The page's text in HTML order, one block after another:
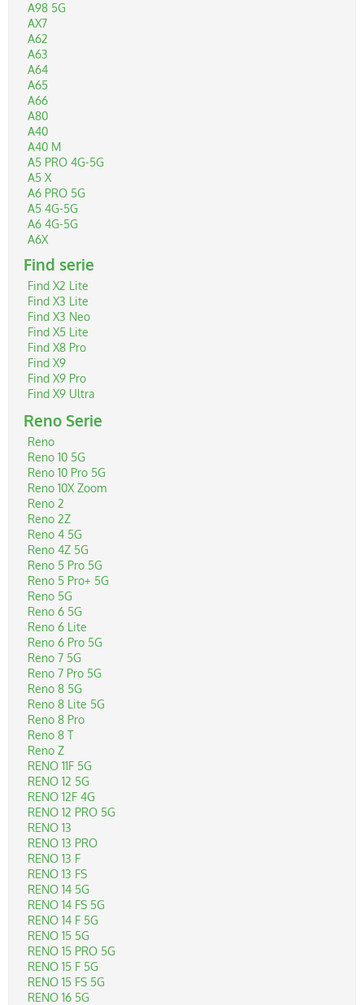
A98 5G
AX7
A62
A63
A64
A65
A66
A80
A40
A40 M
A5 PRO 4G-5G
A5 X
A6 PRO 5G
A5 4G-5G
A6 4G-5G
A6X
Find serie
Find X2 Lite
Find X3 Lite
Find X3 Neo
Find X5 Lite
Find X8 Pro
Find X9
Find X9 Pro
Find X9 Ultra
Reno Serie
Reno
Reno 10 5G
Reno 10 Pro 5G
Reno 10X Zoom
Reno 2
Reno 2Z
Reno 4 5G
Reno 4Z 5G
Reno 5 Pro 5G
Reno 5 Pro+ 5G
Reno 5G
Reno 6 5G
Reno 6 Lite
Reno 6 Pro 5G
Reno 7 5G
Reno 7 Pro 5G
Reno 8 5G
Reno 8 Lite 5G
Reno 8 Pro
Reno 8 T
Reno Z
RENO 11F 5G
RENO 12 5G
RENO 12F 4G
RENO 12 PRO 5G
RENO 13
RENO 13 PRO
RENO 13 F
RENO 13 FS
RENO 14 5G
RENO 14 FS 5G
RENO 14 F 5G
RENO 15 5G
RENO 15 PRO 5G
RENO 15 F 5G
RENO 15 FS 5G
RENO 16 5G